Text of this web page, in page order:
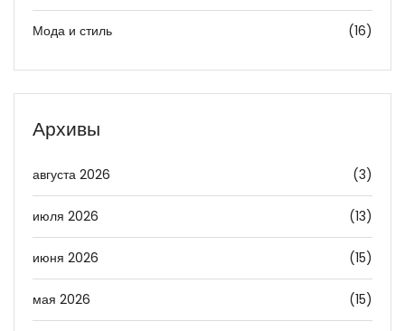
Мода и стиль (16)
Архивы
августа 2026 (3)
июля 2026 (13)
июня 2026 (15)
мая 2026 (15)